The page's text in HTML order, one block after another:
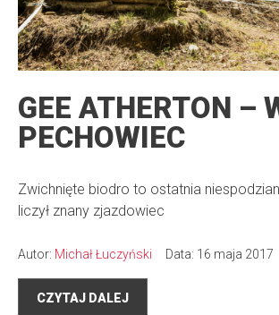
GEE ATHERTON –
PECHOWIEC
Zwichnięte biodro to ostatnia
liczył znany zjazdowiec
Autor: Michał Łuczyński Data: 16 maja 2017
CZYTAJ DALEJ